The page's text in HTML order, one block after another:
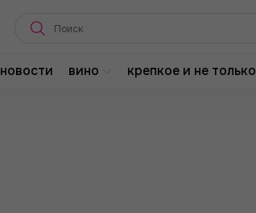
новости вино крепкое и не только